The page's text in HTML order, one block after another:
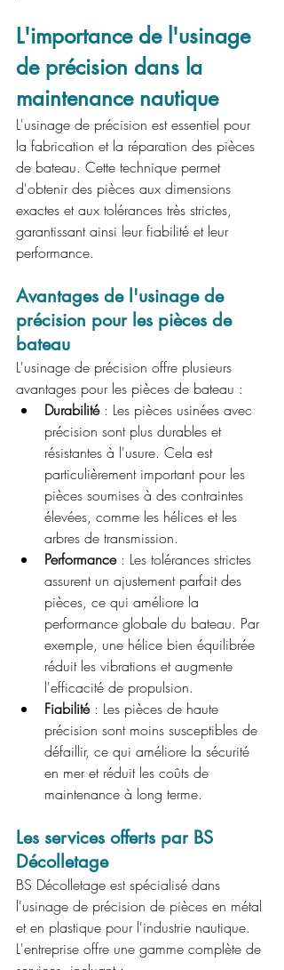
L'importance de l'usinage
de précision dans la
maintenance nautique
L'usinage de précision est essentiel pour
la fabrication et la réparation des pièces
de bateau. Cette technique permet
d'obtenir des pièces aux dimensions
exactes et aux tolérances très strictes,
garantissant ainsi leur fiabilité et leur
performance.
Avantages de l'usinage de
précision pour les pièces de
bateau
L'usinage de précision offre plusieurs
avantages pour les pièces de bateau :
Durabilité : Les pièces usinées avec
précision sont plus durables et
résistantes à l'usure. Cela est
particulièrement important pour les
pièces soumises à des contraintes
élevées, comme les hélices et les
arbres de transmission.
Performance : Les tolérances strictes
assurent un ajustement parfait des
pièces, ce qui améliore la
performance globale du bateau. Par
exemple, une hélice bien équilibrée
réduit les vibrations et augmente
l'efficacité de propulsion.
Fiabilité : Les pièces de haute
précision sont moins susceptibles de
défaillir, ce qui améliore la sécurité
en mer et réduit les coûts de
maintenance à long terme.
Les services offerts par BS
Décolletage
BS Décolletage est spécialisé dans
l'usinage de précision de pièces en métal
et en plastique pour l'industrie nautique.
L'entreprise offre une gamme complète de